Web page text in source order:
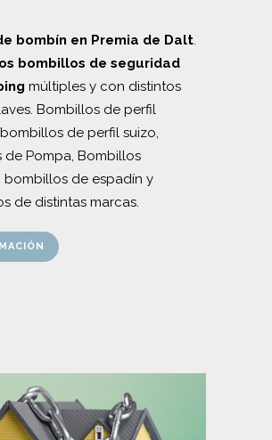
bombín en Premia de Dalt.
bombillos de seguridad
múltiples y con distintos
Bombillos de perfil
de perfil suizo,
de Pompa, Bombillos
bombillos de espadín y
de distintas marcas.